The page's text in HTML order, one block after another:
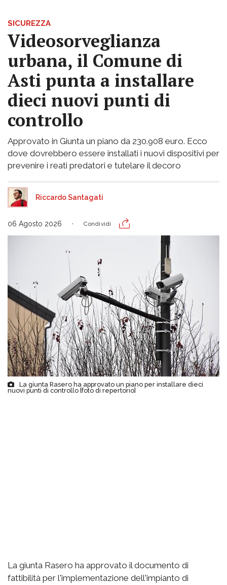
SICUREZZA
Videosorveglianza
urbana, il Comune di
Asti punta a installare
dieci nuovi punti di
controllo
Approvato in Giunta un piano da 230.908 euro. Ecco
dove dovrebbero essere installati i nuovi dispositivi per
prevenire i reati predatori e tutelare il decoro
Riccardo Santagati
06 Agosto 2026 Condividi
La giunta Rasero ha approvato un piano per installare dieci
nuovi punti di controllo [foto di repertorio]
La giunta Rasero ha approvato il documento di
fattibilità per l'implementazione dell'impianto di